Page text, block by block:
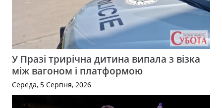
У Празі трирічна дитина випала з візка
між вагоном і платформою
Середа, 5 Серпня, 2026